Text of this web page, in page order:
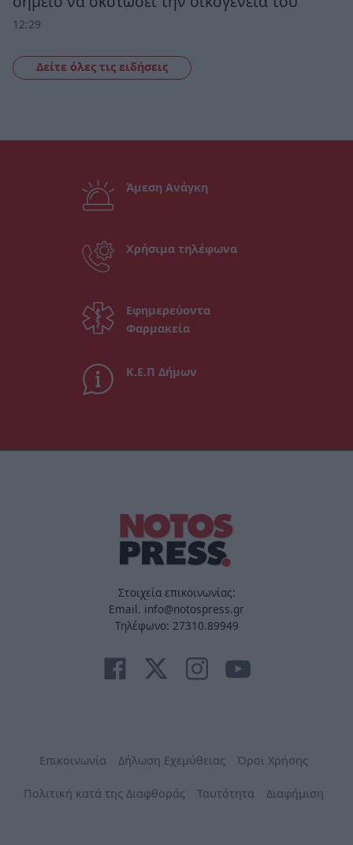
12:29
Δείτε όλες τις ειδήσεις
Άμεση Ανάγκη
Χρήσιμα τηλέφωνα
Εφημερεύοντα
Φαρμακεία
Κ.Ε.Π Δήμων
Στοιχεία επικοινωνίας:
Email. info@notospress.gr
Τηλέφωνο: 27310.89949
Επικοινωνία Δήλωση Εχεμύθειας Όροι Χρήσης
Πολιτική κατά της Διαφθοράς Ταυτότητα Διαφήμιση